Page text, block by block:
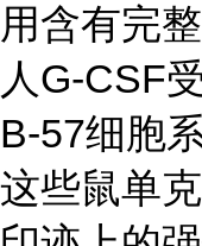
用含有完
人G-CSF
B-57细胞
这些鼠单